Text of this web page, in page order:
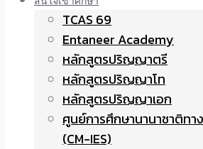
TCAS 69
Entaneer Academy
หลักสูตรปริญญาตรี
หลักสูตรปริญญาโท
หลักสูตรปริญญาเอก
ศูนย์การศึกษานานาชาติทา
(CM-IES)